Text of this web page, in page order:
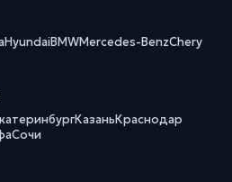
HyundaiBMWMercedes-BenzChery
КазаньКраснодар
Сочи